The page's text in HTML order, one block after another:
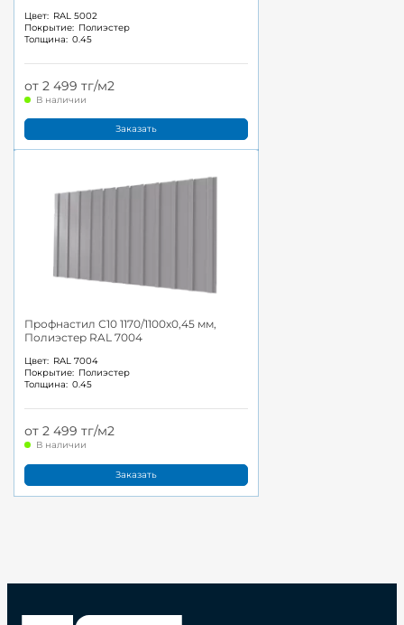
Цвет: RAL 5002
Покрытие: Полиэстер
Толщина: 0.45
от 2 499 тг/м2
В наличии
Заказать
Профнастил С10 1170/1100x0,45 мм,
Полиэстер RAL 7004
Цвет: RAL 7004
Покрытие: Полиэстер
Толщина: 0.45
от 2 499 тг/м2
В наличии
Заказать